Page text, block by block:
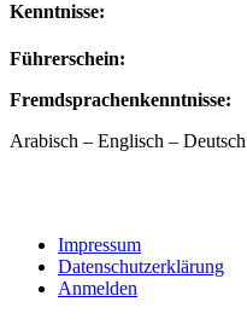
Kenntnisse:
Führerschein:
Fremdsprachenkenntnisse:
Arabisch – Englisch – Deutsch
Impressum
Datenschutzerklärung
Anmelden